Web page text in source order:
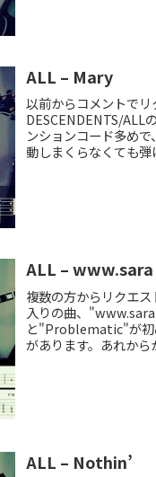
ALL – Mary
以前からコメントでリ
DESCENDENTS/ALL
ンションコード多め
動しまくらなくても
ALL – www.sara
複数の方からリクエ
入りの曲、
と"Problematic"が初
があります。あれから
ALL – Nothin’